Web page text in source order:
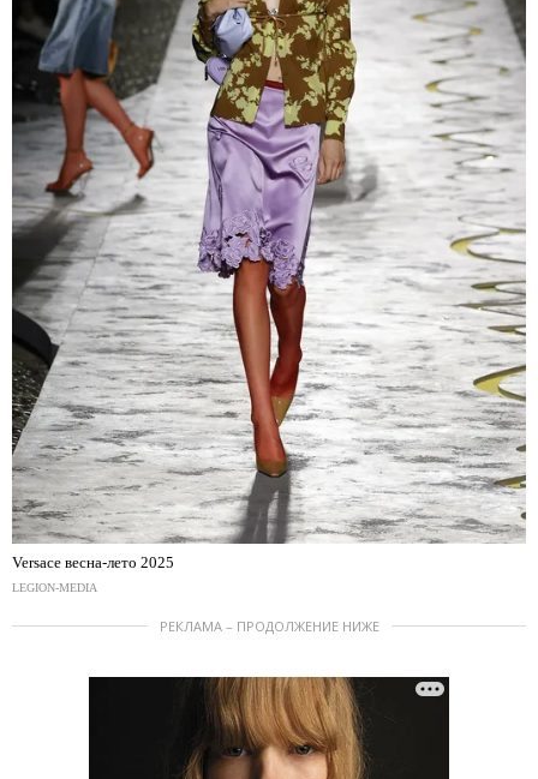
Versace весна-лето 2025
LEGION-MEDIA
РЕКЛАМА – ПРОДОЛЖЕНИЕ НИЖЕ